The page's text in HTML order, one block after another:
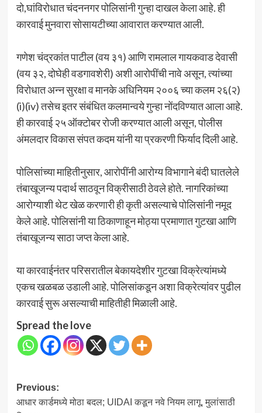
दो,घांविरोधात चंदननगर पोलिसांनी गुन्हा दाखल केला आहे. ही
कारवाई मुनवारा सोसायटीच्या आवारात करण्यात आली.
गणेश चंद्रकांत पाटील (वय ३१) आणि रामलाल गायकवाड देवासी
(वय ३२, दोघेही वडगावशेरी) अशी आरोपींची नावे असून, त्यांच्या
विरोधात अन्न सुरक्षा व मानके अधिनियम २००६ च्या कलम २६(२)
(i)(iv) तसेच इतर संबंधित कलमान्वये गुन्हा नोंदविण्यात आला आहे.
ही कारवाई २५ ऑक्टोबर रोजी करण्यात आली असून, पोलीस
अंमलदार विकास संपत कदम यांनी या प्रकरणी फिर्याद दिली आहे.
पोलिसांच्या माहितीनुसार, आरोपींनी आरोग्य विभागाने बंदी घातलेले
तंबाखूजन्य पदार्थ साठवून विक्रीसाठी ठेवले होते. नागरिकांच्या
आरोग्याशी थेट खेळ करणारी ही कृती असल्याचे पोलिसांनी नमूद
केले आहे. पोलिसांनी या ठिकाणाहून मोठ्या प्रमाणात गुटखा आणि
तंबाखूजन्य साठा जप्त केला आहे.
या कारवाईनंतर परिसरातील बेकायदेशीर गुटखा विक्रेत्यांमध्ये
एकच खळबळ उडाली आहे. पोलिसांकडून अशा विक्रेत्यांवर पुढील
कारवाई सुरू असल्याची माहितीही मिळाली आहे.
Spread the love
Post
navigation
Previous:
आधार कार्डमध्ये मोठा बदल; UIDAI कडून नवे नियम लागू, मुलांसाठी